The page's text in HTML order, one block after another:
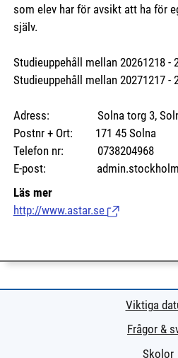
som elev har för avsikt att ha för
själv.
Studieuppehåll mellan 20261218 -
Studieuppehåll mellan 20271217 -
Adress: Solna torg 3,
Postnr + Ort: 171 45 Solna
Telefon nr: 0738204968
E-post:
Läs mer
http://www.astar.se (Länk till extern
Viktiga
Frågor &
Skolor